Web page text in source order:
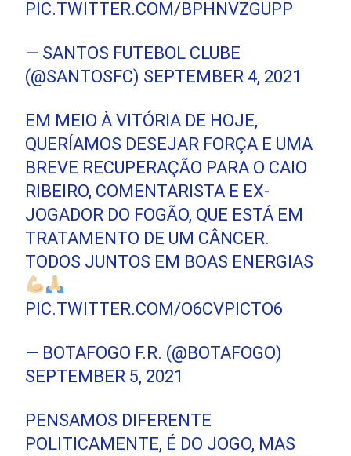
PIC.TWITTER.COM/BPHNVZGUPP
— SANTOS FUTEBOL CLUBE
(@SANTOSFC) SEPTEMBER 4, 2021
EM MEIO À VITÓRIA DE HOJE,
QUERÍAMOS DESEJAR FORÇA E UMA
BREVE RECUPERAÇÃO PARA O CAIO
RIBEIRO, COMENTARISTA E EX-
JOGADOR DO FOGÃO, QUE ESTÁ EM
TRATAMENTO DE UM CÂNCER.
TODOS JUNTOS EM BOAS ENERGIAS
PIC.TWITTER.COM/O6CVPICTO6
— BOTAFOGO F.R. (@BOTAFOGO)
SEPTEMBER 5, 2021
PENSAMOS DIFERENTE
POLITICAMENTE, É DO JOGO, MAS